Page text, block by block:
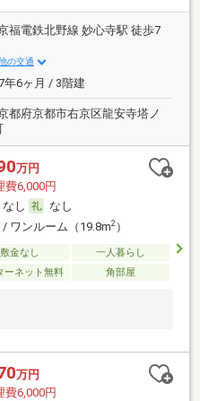
福電鉄北野線 妙心寺駅 徒歩7
の交通
年6ヶ月 / 3階建
都府京都市右京区龍安寺塔ノ
万円
費6,000円
なし
なし
/ ワンルーム（19.8m2）
敷金なし
一人暮らし
ーネット無料 角部屋
万円
費6,000円